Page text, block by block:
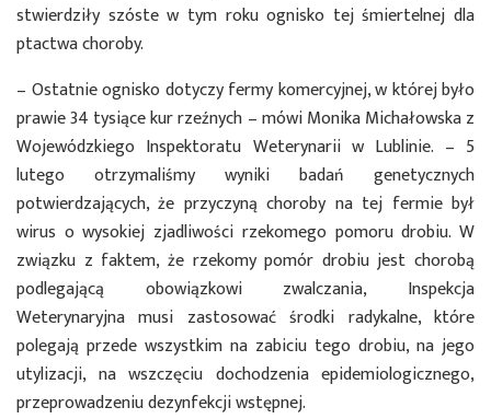
stwierdziły szóste w tym roku ognisko tej śmiertelnej dla
ptactwa choroby.
– Ostatnie ognisko dotyczy fermy komercyjnej, w której było
prawie 34 tysiące kur rzeźnych – mówi Monika Michałowska z
Wojewódzkiego Inspektoratu Weterynarii w Lublinie. – 5
lutego otrzymaliśmy wyniki badań genetycznych
potwierdzających, że przyczyną choroby na tej fermie był
wirus o wysokiej zjadliwości rzekomego pomoru drobiu. W
związku z faktem, że rzekomy pomór drobiu jest chorobą
podlegającą obowiązkowi zwalczania, Inspekcja
Weterynaryjna musi zastosować środki radykalne, które
polegają przede wszystkim na zabiciu tego drobiu, na jego
utylizacji, na wszczęciu dochodzenia epidemiologicznego,
przeprowadzeniu dezynfekcji wstępnej.